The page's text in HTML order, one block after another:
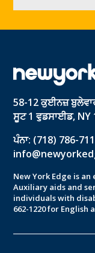
58-12 ਕੁਈਨਜ਼
ਸੂਟ 1 ਵੁਡਸਾਈਡ, NY
ਪੰਨਾ: (718) 786-
New York Edge is
Auxiliary aids and
individuals with
662-1220 for English